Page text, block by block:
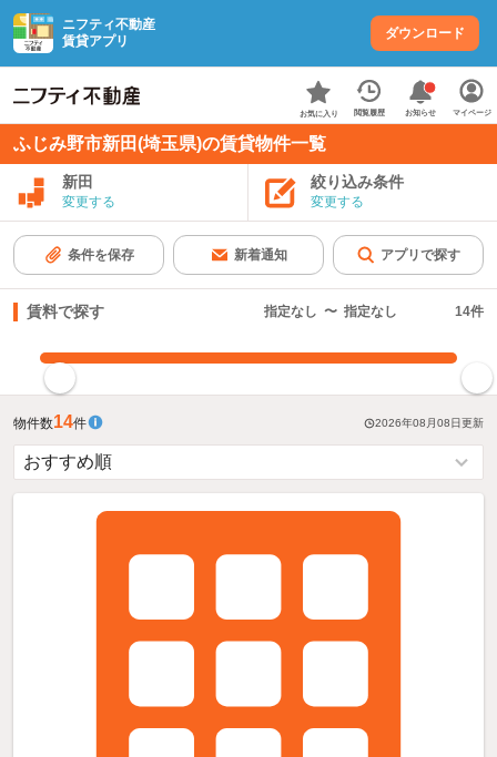
ニフティ不動産
賃貸アプリ
ダウンロード
お気に入り 閲覧履歴 お知らせ マイページ
ふじみ野市新田(埼玉県)の賃貸物件一覧
新田
変更する
絞り込み条件
変更する
条件を保存 新着通知 アプリで探す
賃料で探す 指定なし 〜 指定なし 14件
物件数14件 2026年08月08日更新